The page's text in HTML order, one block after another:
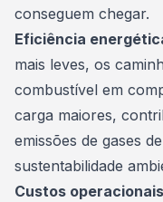
conseguem chegar.
Eficiência
mais leves, os
combustível em
carga maiores,
emissões de gases
sustentabilidade
Custos